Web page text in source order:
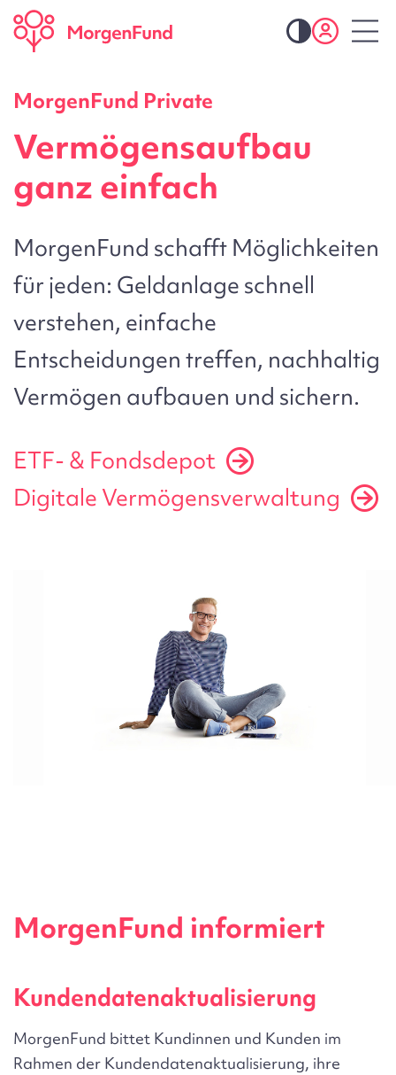
MorgenFund Private
Vermögensaufbau
ganz einfach
MorgenFund schafft Möglichkeiten
für jeden: Geldanlage schnell
verstehen, einfache
Entscheidungen treffen, nachhaltig
Vermögen aufbauen und sichern.
ETF- & Fondsdepot
Digitale Vermögensverwaltung
MorgenFund informiert
Kundendatenaktualisierung
MorgenFund bittet Kundinnen und Kunden im
Rahmen der Kundendatenaktualisierung, ihre